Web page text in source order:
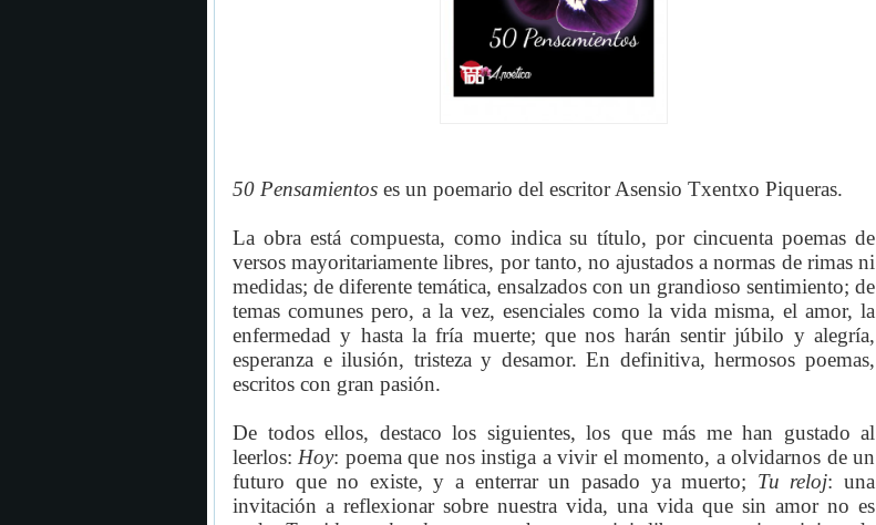
50 Pensamientos es un poemario del escritor Asensio Txentxo Piqueras.
La obra está compuesta, como indica su título, por cincuenta poemas de
versos mayoritariamente libres, por tanto, no ajustados a normas de rimas ni
medidas; de diferente temática, ensalzados con un grandioso sentimiento; de
temas comunes pero, a la vez, esenciales como la vida misma, el amor, la
enfermedad y hasta la fría muerte; que nos harán sentir júbilo y alegría,
esperanza e ilusión, tristeza y desamor. En definitiva, hermosos poemas,
escritos con gran pasión.
De todos ellos, destaco los siguientes, los que más me han gustado al
leerlos: Hoy: poema que nos instiga a vivir el momento, a olvidarnos de un
futuro que no existe, y a enterrar un pasado ya muerto; Tu reloj: una
invitación a reflexionar sobre nuestra vida, una vida que sin amor no es